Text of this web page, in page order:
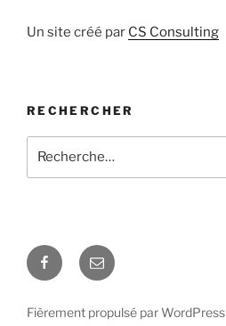
Un site créé par CS Consulting
RECHERCHER
pour
FacebookMail
Fièrement propulsé par WordPress